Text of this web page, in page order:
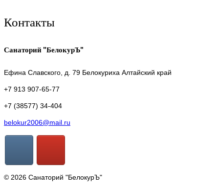
Контакты
Санаторий "БелокурЪ"
Ефина Славского, д. 79 Белокуриха Алтайский край
+7 913 907-65-77
+7 (38577) 34-404
belokur2006@mail.ru
© 2026 Санаторий "БелокурЪ"